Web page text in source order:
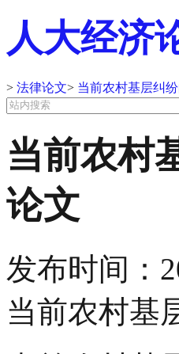
人大经济
> 法律论文> 当前农村基层纠
当前农村
论文
发布时间：
当前农村基